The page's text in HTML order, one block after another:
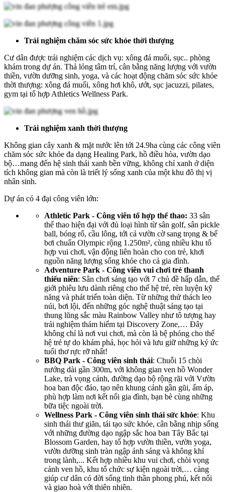
Trải nghiệm chăm sóc sức khỏe thời thượng
Cư dân được trải nghiệm các dịch vụ: xông đá muối, sục.. phòng
khám trong dự án. Thả lỏng tâm trí, cân bằng năng lượng với vườn
thiền, vườn dưỡng sinh, yoga, và các hoạt động chăm sóc sức khỏe
thời thượng: xông đá muối, xông hơi khô, ướt, sục jacuzzi, pilates,
gym tại tổ hợp Athletics Wellness Park.
Trải nghiệm xanh thời thượng
Không gian cây xanh & mặt nước lên tới 24.9ha cùng các công viên
chăm sóc sức khỏe đa dạng Healing Park, hồ điều hòa, vườn dạo
bộ…mang đến hệ sinh thái xanh bền vững, không chỉ xanh ở diện
tích không gian mà còn là triết lý sống xanh của một khu đô thị vị
nhân sinh.
Dự án có 4 đại công viên lớn:
Athletic Park - Công viên tổ hợp thể thao: 33 sân
thể thao hiện đại với đủ loại hình từ sân golf, sân pickle
ball, bóng rổ, cầu lông, tới cả vườn cờ sang trọng & bể
bơi chuẩn Olympic rộng 1.250m², cùng nhiều khu tổ
hợp vui chơi, vận động liên hoàn cho con trẻ, khơi
nguồn năng lượng sống khỏe cho cả gia đình.
Adventure Park - Công viên vui chơi trẻ thanh
thiếu niên: Sân chơi sáng tạo với 7 chủ đề hấp dẫn, thế
giới phiêu lưu dành riêng cho thế hệ trẻ, rèn luyện kỹ
năng và phát triển toàn diện. Từ những thử thách leo
núi, bơi lội, đến những góc nghệ thuật sáng tạo tại
thung lũng sắc màu Rainbow Valley như tô tượng hay
trải nghiệm thám hiểm tại Discovery Zone,… Đây
không chỉ là nơi vui chơi, mà còn là bệ phóng cho thế
hệ trẻ tự do khám phá, học hỏi và lưu giữ những ký ức
tuổi thơ rực rỡ nhất!
BBQ Park - Công viên sinh thái: Chuỗi 15 chòi
nướng dài gần 300m, với không gian ven hồ Wonder
Lake, trà vọng cảnh, đường dạo bộ rộng rãi với Vườn
hoa ban độc đáo, tạo nên khung cảnh gần gũi, ấm áp,
phù hợp làm nơi kết nối gia đình, bạn bè cùng những
bữa tiệc ngoài trời.
Wellness Park - Công viên sinh thái sức khỏe: Khu
sinh thái thư giãn, tái tạo sức khỏe, cân bằng nhịp sống
với những đường dạo ngập sắc hoa ban Tây Bắc tại
Blossom Garden, hay tổ hợp vườn thiền, vườn yoga,
vườn dưỡng sinh tràn ngập ánh sáng và không khí
trong lành,... Kết hợp nhiều khu vui chơi, chòi vọng
cảnh ven hồ, khu tổ chức sự kiện ngoài trời,… càng
giúp cư dân có đời sống tinh thần phong phú, kết nối
và giao hoà với thiên nhiên.